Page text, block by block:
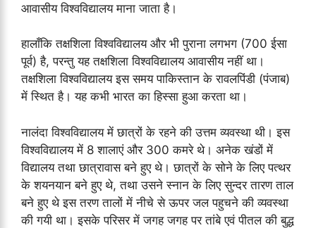
आवासीय विश्वविद्यालय माना जाता है।
हालाँकि तक्षशिला विश्वविद्यालय और भी पुराना लगभग (700 ईसा
पूर्व) है, परन्तु यह तक्षशिला विश्वविद्यालय आवासीय नहीं था।
तक्षशिला विश्वविद्यालय इस समय पाकिस्तान के रावलपिंडी (पंजाब)
में स्थित है। यह कभी भारत का हिस्सा हुआ करता था।
नालंदा विश्वविद्यालय में छात्रों के रहने की उत्तम व्यवस्था थी। इस
विश्वविद्यालय में 8 शालाएं और 300 कमरे थे। अनेक खंडों में
विद्यालय तथा छात्रावास बने हुए थे। छात्रों के सोने के लिए पत्थर
के शयनयान बने हुए थे, तथा उसने स्नान के लिए सुन्दर तारण ताल
बने हुए थे इस तरण तालों में नीचे से ऊपर जल पहुचने की व्यवस्था
की गयी था। इसके परिसर में जगह जगह पर तांबे एवं पीतल की बुद्ध